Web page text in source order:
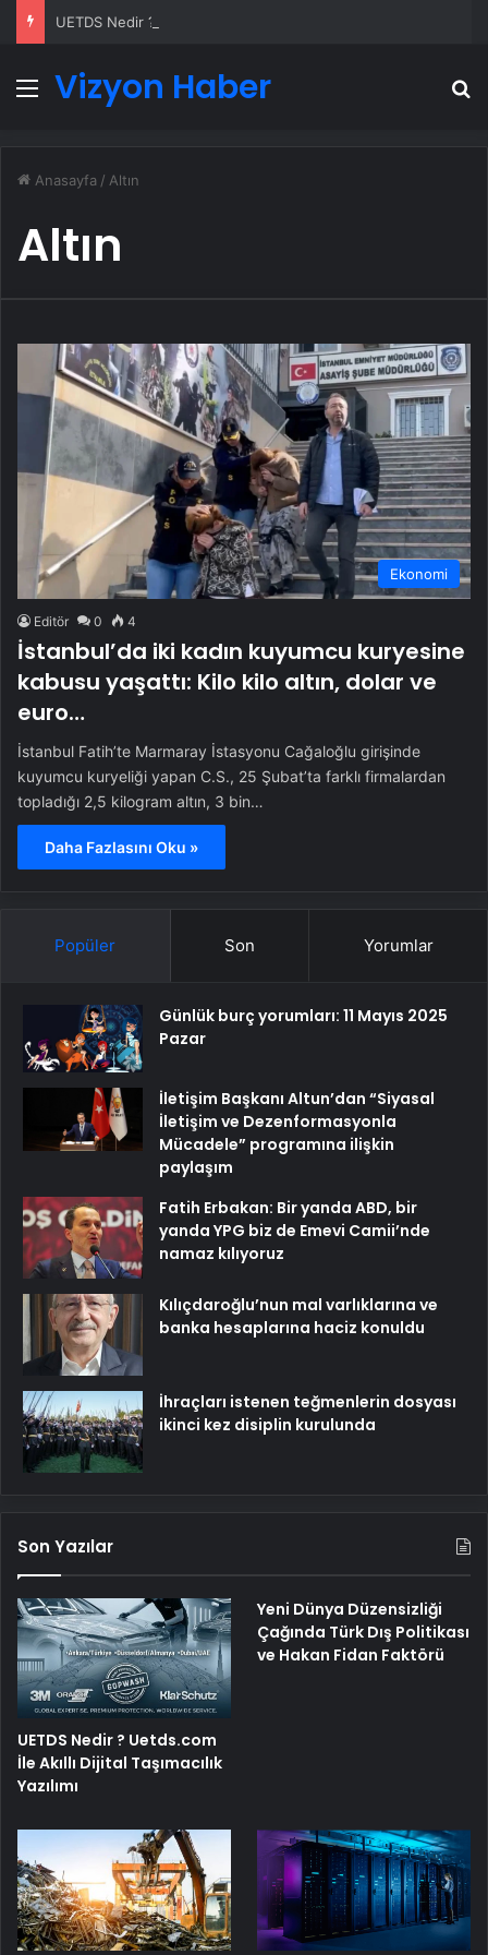
Menü
Vizyon Haber
Anasayfa / Altın
Altın
Ekonomi
Editör 0 4
İstanbul’da iki kadın kuyumcu kuryesine
kabusu yaşattı: Kilo kilo altın, dolar ve
euro…
İstanbul Fatih’te Marmaray İstasyonu Cağaloğlu girişinde
kuyumcu kuryeliği yapan C.S., 25 Şubat’ta farklı firmalardan
topladığı 2,5 kilogram altın, 3 bin…
Daha Fazlasını Oku »
Popüler Son Yorumlar
Günlük burç yorumları: 11 Mayıs 2025
Pazar
İletişim Başkanı Altun’dan “Siyasal
İletişim ve Dezenformasyonla
Mücadele” programına ilişkin
paylaşım
Fatih Erbakan: Bir yanda ABD, bir
yanda YPG biz de Emevi Camii’nde
namaz kılıyoruz
Kılıçdaroğlu’nun mal varlıklarına ve
banka hesaplarına haciz konuldu
İhraçları istenen teğmenlerin dosyası
ikinci kez disiplin kurulunda
Son Yazılar
UETDS Nedir ? Uetds.com
İle Akıllı Dijital Taşımacılık
Yazılımı
Yeni Dünya Düzensizliği
Çağında Türk Dış Politikası
ve Hakan Fidan Faktörü